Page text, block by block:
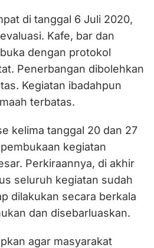
di tanggal 6 Juli 2020,
Kafe, bar dan
dengan protokol
Penerbangan dibolehkan
Kegiatan ibadahpun
terbatas.
kelima tanggal 20 dan 27
kegiatan
Perkiraannya, di akhir
seluruh kegiatan sudah
dilakukan secara berkala
dan disebarluaskan.
agar masyarakat